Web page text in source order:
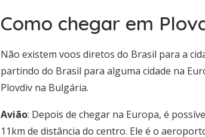
Como chegar em
Não existem voos diretos do Brasil para a
partindo do Brasil para alguma cidade na
Plovdiv na Bulgária.
Avião: Depois de chegar na Europa, é
11km de distância do centro. Ele é o